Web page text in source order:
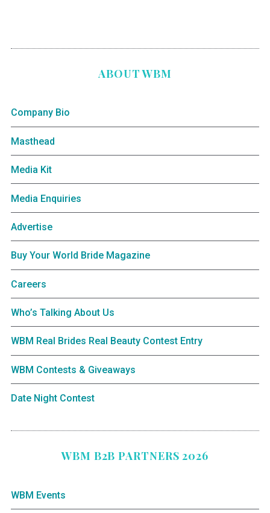
ABOUT WBM
Company Bio
Masthead
Media Kit
Media Enquiries
Advertise
Buy Your World Bride Magazine
Careers
Who’s Talking About Us
WBM Real Brides Real Beauty Contest Entry
WBM Contests & Giveaways
Date Night Contest
WBM B2B PARTNERS 2026
WBM Events